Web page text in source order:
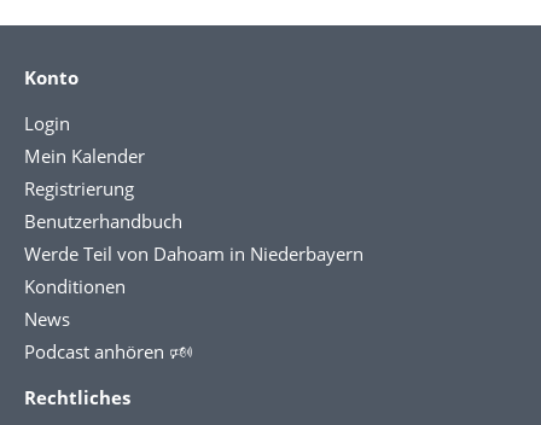
Konto
Login
Mein Kalender
Registrierung
Benutzerhandbuch
Werde Teil von Dahoam in Niederbayern
Konditionen
News
Podcast anhören 🕬
Rechtliches